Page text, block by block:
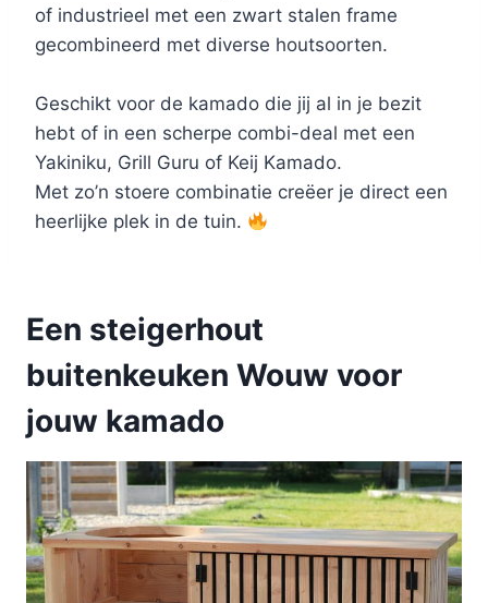
of industrieel met een zwart stalen frame
gecombineerd met diverse houtsoorten.
Geschikt voor de kamado die jij al in je bezit
hebt of in een scherpe combi-deal met een
Yakiniku, Grill Guru of Keij Kamado.
Met zo’n stoere combinatie creëer je direct een
heerlijke plek in de tuin.
Een steigerhout
buitenkeuken Wouw voor
jouw kamado